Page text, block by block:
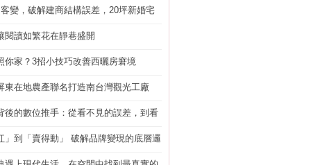
變，破解建商結構誤差，20坪新婚宅
閱讀如繁花在靜巷盛開
你家？3招小技巧改善西曬房窘境
東在地農產聯名打造南台灣觀光工廠
後的數位推手：從看不見的誤差，到看
」到「賣得動」 破解品牌變現的底層邏